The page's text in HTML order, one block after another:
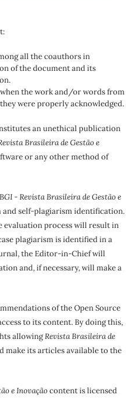
all the coauthors in
of the document and its
the work and/or words from
were properly acknowledged.
an unethical publication
Brasileira de Gestão e
or any other method of
- Revista Brasileira de Gestão e
self-plagiarism identification.
process will result in
plagiarism is identified in a
the Editor-in-Chief will
and, if necessary, will make a
of the Open Source
to its content. By doing this,
allowingRevista Brasileira de
make its articles available to the
e Inovaçãocontent is licensed